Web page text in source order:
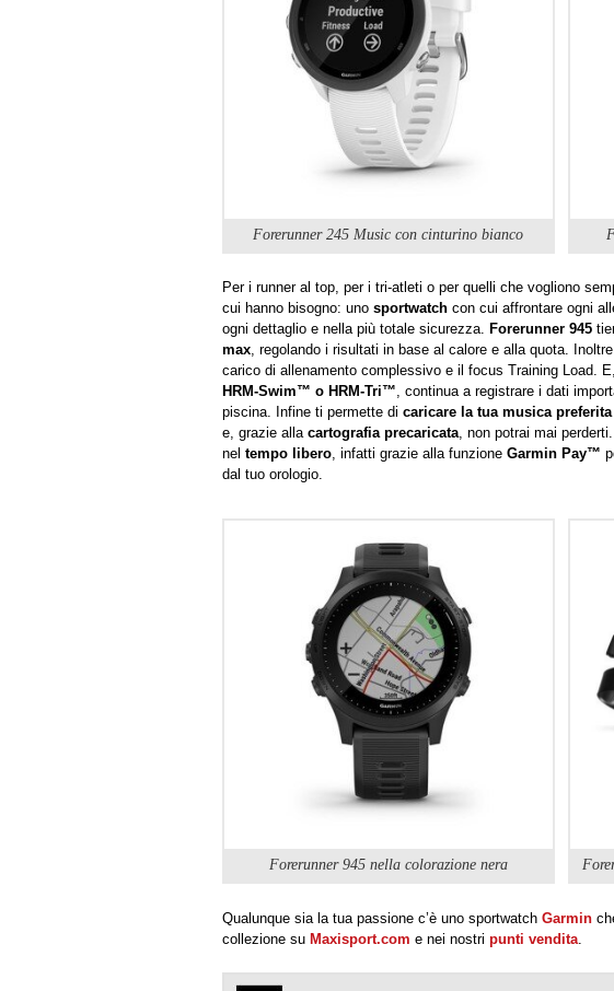
Forerunner 245 Music con cinturino bianco
Per i runner al top, per i tri-atleti o per quelli che vogliono
cui hanno bisogno: uno sportwatch con cui affrontare ogni
ogni dettaglio e nella più totale sicurezza. Forerunner 945
max, regolando i risultati in base al calore e alla quota.
carico di allenamento complessivo e il focus Training Load.
HRM-Swim™ o HRM-Tri™, continua a registrare i dati
piscina. Infine ti permette di caricare la tua musica preferita
e, grazie allacartografia precaricata, non potrai mai
nel tempo libero, infatti grazie alla funzione Garmin Pay™
dal tuo orologio.
Forerunner 945 nella colorazione nera
Qualunque sia la tua passione c’è uno sportwatch Garmin
collezione su Maxisport.com e nei nostri punti vendita